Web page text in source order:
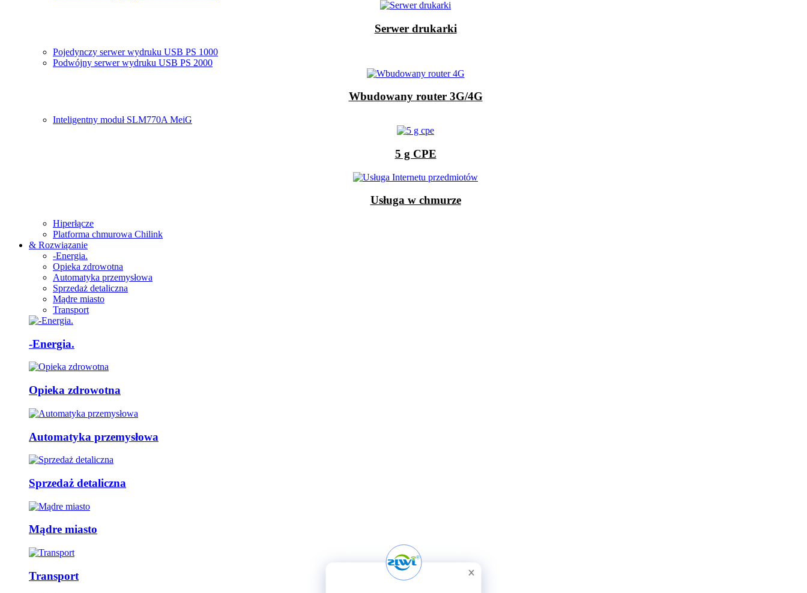
Serwer drukarki
Pojedynczy serwer wydruku USB PS 1000
Podwójny serwer wydruku USB PS 2000
Wbudowany router 3G/4G
Inteligentny moduł SLM770A MeiG
5 g CPE
Usługa w chmurze
Hiperłącze
Platforma chmurowa Chilink
& Rozwiązanie
-Energia.
Opieka zdrowotna
Automatyka przemysłowa
Sprzedaż detaliczna
Mądre miasto
Transport
-Energia.
Opieka zdrowotna
Automatyka przemysłowa
Sprzedaż detaliczna
Mądre miasto
Transport